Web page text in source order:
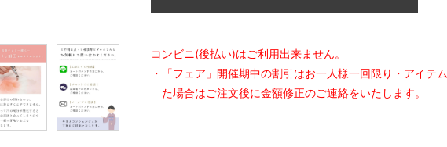
コンビニ(後払い)はご利用出来ません。
・「フェア」開催期中の割引はお一人様一回限り・アイテ
た場合はご注文後に金額修正のご連絡をいたします。